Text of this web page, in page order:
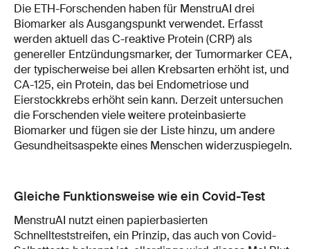
Die ETH-Forschenden haben für MenstruAI drei
Biomarker als Ausgangspunkt verwendet. Erfasst
werden aktuell das C-reaktive Protein (CRP) als
genereller Entzündungsmarker, der Tumormarker CEA,
der typischerweise bei allen Krebsarten erhöht ist, und
CA-125, ein Protein, das bei Endometriose und
Eierstockkrebs erhöht sein kann. Derzeit untersuchen
die Forschenden viele weitere proteinbasierte
Biomarker und fügen sie der Liste hinzu, um andere
Gesundheitsaspekte eines Menschen widerzuspiegeln.
Gleiche Funktionsweise wie ein Covid-Test
MenstruAI nutzt einen papierbasierten
Schnellteststreifen, ein Prinzip, das auch von Covid-